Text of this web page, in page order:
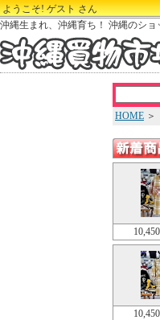
ようこそ! ゲスト さん
沖縄生まれ、沖縄育ち！ 沖縄のシ
HOME ＞